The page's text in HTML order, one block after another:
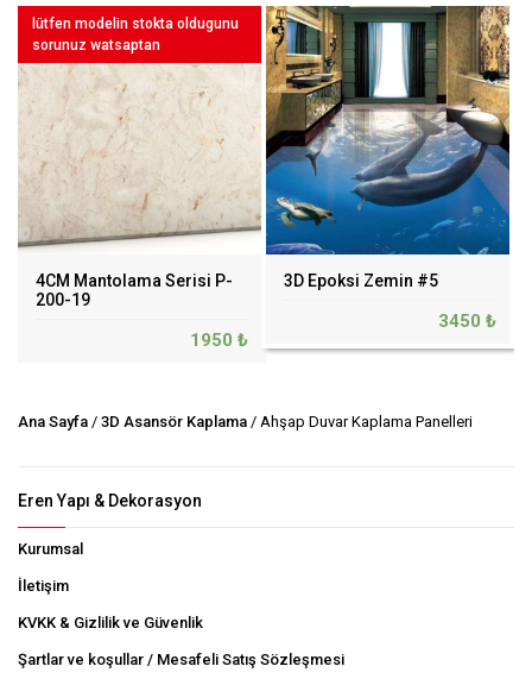
lütfen modelin stokta oldugunu
sorunuz watsaptan
4CM Mantolama Serisi P-
200-19
1950 ₺
3D Epoksi Zemin #5
3450 ₺
Ana Sayfa / 3D Asansör Kaplama / Ahşap Duvar Kaplama Panelleri
Eren Yapı & Dekorasyon
Kurumsal
İletişim
KVKK & Gizlilik ve Güvenlik
Şartlar ve koşullar / Mesafeli Satış Sözleşmesi